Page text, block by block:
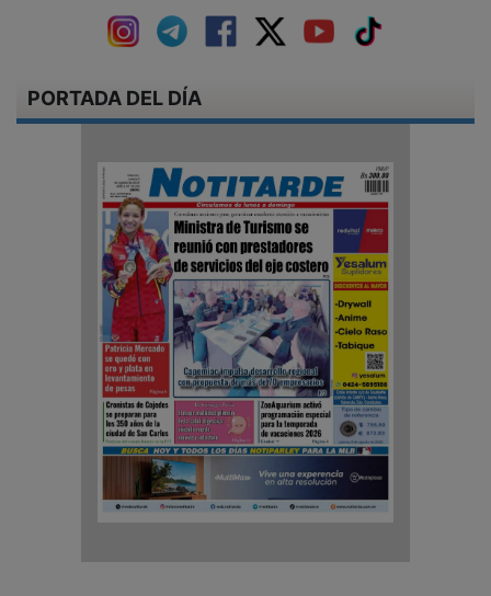
PORTADA DEL DÍA